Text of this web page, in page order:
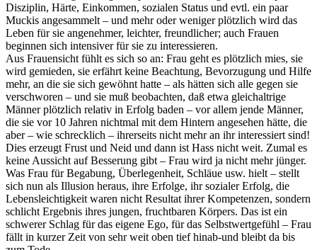
Disziplin, Härte, Einkommen, sozialen Status und evtl. ein paar
Muckis angesammelt – und mehr oder weniger plötzlich wird das
Leben für sie angenehmer, leichter, freundlicher; auch Frauen
beginnen sich intensiver für sie zu interessieren.
Aus Frauensicht fühlt es sich so an: Frau geht es plötzlich mies, sie
wird gemieden, sie erfährt keine Beachtung, Bevorzugung und Hilfe
mehr, an die sie sich gewöhnt hatte – als hätten sich alle gegen sie
verschworen – und sie muß beobachten, daß etwa gleichaltrige
Männer plötzlich relativ in Erfolg baden – vor allem jende Männer,
die sie vor 10 Jahren nichtmal mit dem Hintern angesehen hätte, die
aber – wie schrecklich – ihrerseits nicht mehr an ihr interessiert sind!
Dies erzeugt Frust und Neid und dann ist Hass nicht weit. Zumal es
keine Aussicht auf Besserung gibt – Frau wird ja nicht mehr jünger.
Was Frau für Begabung, Überlegenheit, Schläue usw. hielt – stellt
sich nun als Illusion heraus, ihre Erfolge, ihr sozialer Erfolg, die
Lebensleichtigkeit waren nicht Resultat ihrer Kompetenzen, sondern
schlicht Ergebnis ihres jungen, fruchtbaren Körpers. Das ist ein
schwerer Schlag für das eigene Ego, für das Selbstwertgefühl – Frau
fällt in kurzer Zeit von sehr weit oben tief hinab-und bleibt da bis